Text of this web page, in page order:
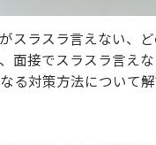
スラスラ言えない、
面接でスラスラ言え
る対策方法について